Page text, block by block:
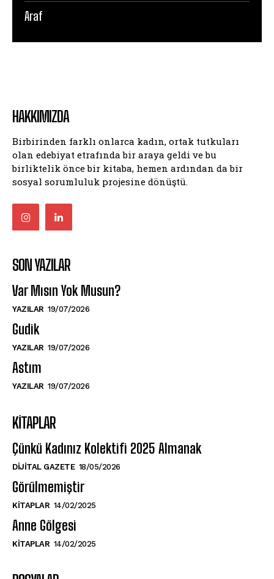
Araf
HAKKIMIZDA
Birbirinden farklı onlarca kadın, ortak tutkuları
olan edebiyat etrafında bir araya geldi ve bu
birliktelik önce bir kitaba, hemen ardından da bir
sosyal sorumluluk projesine dönüştü.
SON YAZILAR
Var Mısın Yok Musun?
YAZILAR 19/07/2026
Gudik
YAZILAR 19/07/2026
Astım
YAZILAR 19/07/2026
KITAPLAR
Çünkü Kadınız Kolektifi 2025 Almanak
DIJITAL GAZETE 18/05/2026
Görülmemiştir
KITAPLAR 14/02/2025
Anne Gölgesi
KITAPLAR 14/02/2025